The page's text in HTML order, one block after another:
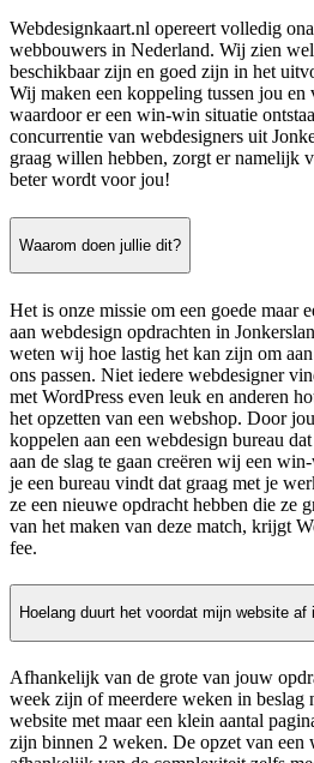
Webdesignkaart.nl opereert volledig
webbouwers in Nederland. Wij zien
beschikbaar zijn en goed zijn in het
Wij maken een koppeling tussen jou en
waardoor er een win-win situatie
concurrentie van webdesigners uit
graag willen hebben, zorgt er namelijk
beter wordt voor jou!
Waarom doen jullie dit?
Het is onze missie om een goede maar
aan webdesign opdrachten in
weten wij hoe lastig het kan zijn om
ons passen. Niet iedere webdesigner
met WordPress even leuk en anderen
het opzetten van een webshop. Door
koppelen aan een webdesign bureau
aan de slag te gaan creëren wij een
je een bureau vindt dat graag met je
ze een nieuwe opdracht hebben die ze
van het maken van deze match, krijgt
fee.
Hoelang duurt het voordat mijn website af
Afhankelijk van de grote van jouw
week zijn of meerdere weken in beslag
website met maar een klein aantal
zijn binnen 2 weken. De opzet van een